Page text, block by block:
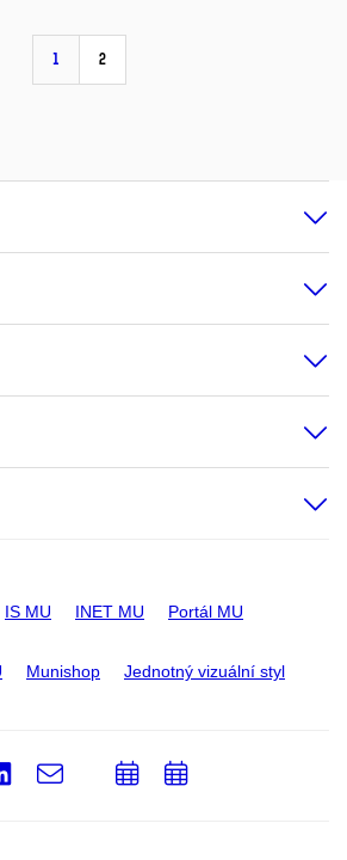
1 2
IS MU INET MU Portál MU
Munishop Jednotný vizuální styl
LinkedIn
e-
PřidatPřidat